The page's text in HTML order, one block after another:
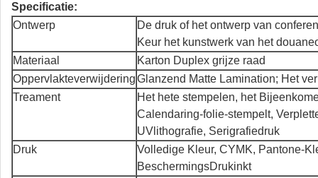
Specificatie:
Ontwerp
De druk of het ontwerp van
Keur het kunstwerk van het
Materiaal
Karton Duplex grijze raad
OppervlakteverwijderingGlanzend Matte Lamination; Het
Treament
Het hete stempelen, het
Calendaring-folie-stempelt,
UVlithografie, Serigrafiedruk
Druk
Volledige Kleur, CYMK, Pantone-
BeschermingsDrukinkt